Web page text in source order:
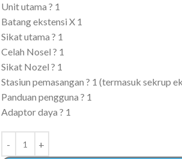
Unit utama ? 1
Batang ekstensi X 1
Sikat utama ? 1
Celah Nosel ? 1
Sikat Nozel ? 1
Stasiun pemasangan ? 1 (termasuk sekrup
Panduan pengguna ? 1
Adaptor daya ? 1